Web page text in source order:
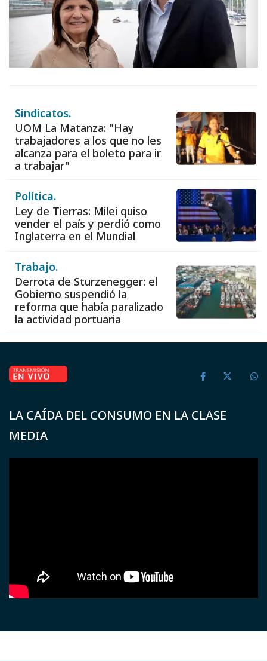
Sindicatos.
UOM La Matanza: "Hay
trabajadores a los que no les
alcanza para el boleto para ir
a trabajar"
Política.
Ley de Tierras: Milei quiso
vender el país y perdió como
Inglaterra en el Mundial
Trabajo.
Derrota de Sturzenegger: el
Gobierno suspendió la
reforma que había paralizado
la actividad portuaria
LA CAÍDA DEL CONSUMO EN LA CLASE
MEDIA